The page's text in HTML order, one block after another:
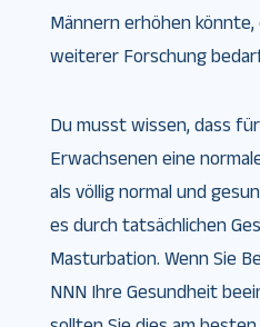
Männern erhöhen könnte,
weiterer Forschung
Du musst wissen, dass
Erwachsenen eine
als völlig normal und
es durch tatsächlichen
Masturbation. Wenn Sie
NNN Ihre Gesundheit